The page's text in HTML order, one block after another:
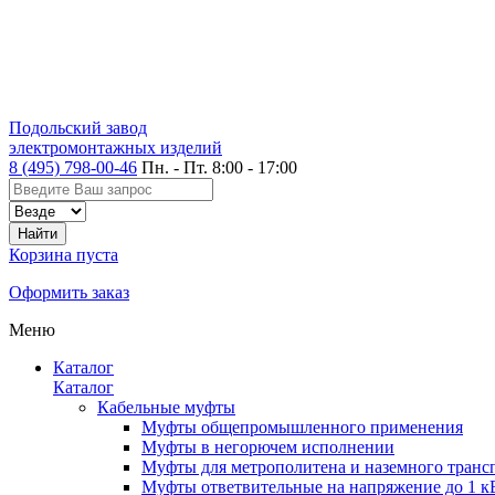
Подольский завод
электромонтажных изделий
8 (495) 798-00-46 Пн. - Пт. 8:00 - 17:00
Корзина пуста
Оформить заказ
Меню
Каталог
Каталог
Кабельные муфты
Муфты общепромышленного применения
Муфты в негорючем исполнении
Муфты для метрополитена и наземного
Муфты ответвительные на напряжение до 1